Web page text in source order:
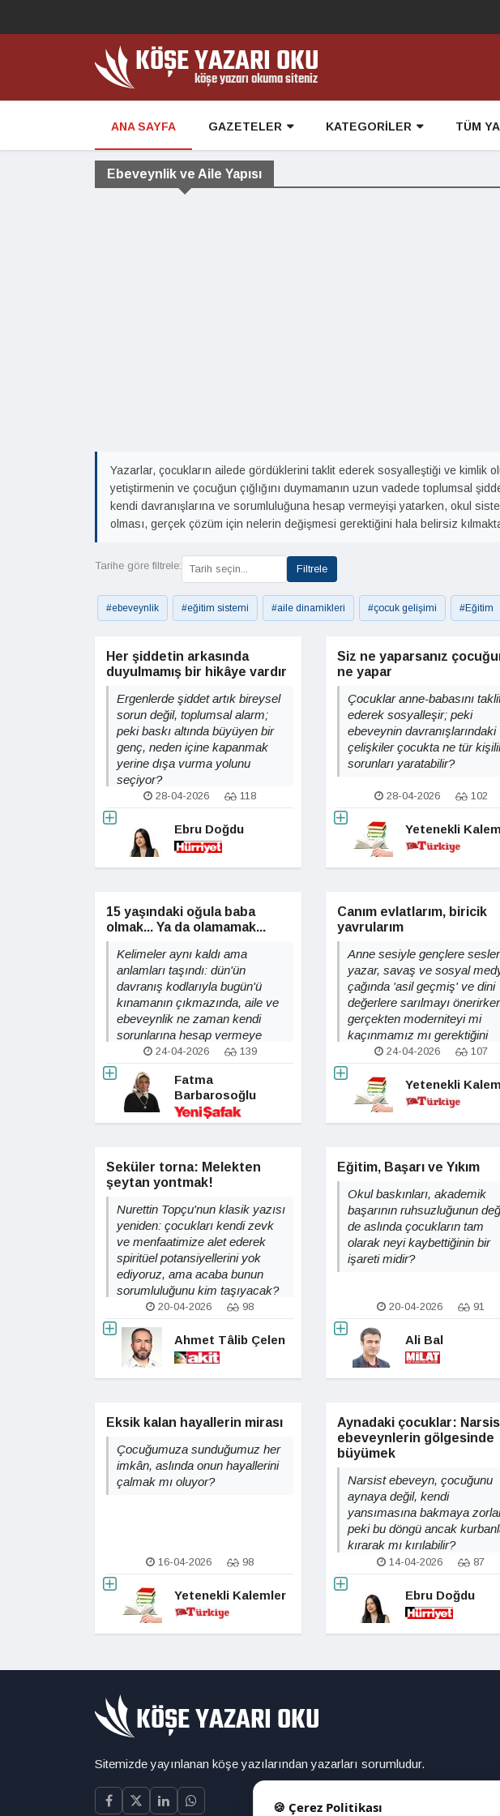
ANA SAYFA GAZETELER KATEGORİLER TÜM
Ebeveynlik ve Aile Yapısı
Yazarlar, çocukların ailede gördüklerini taklit ederek sosyalleştiği ve kimlik
yetiştirmenin ve çocuğun çığlığını duymamanın uzun vadede toplumsal
kendi davranışlarına ve sorumluluğuna hesap vermeyişi yatarken, okul
olması, gerçek çözüm için nelerin değişmesi gerektiğini hala belirsiz
Tarihe göre filtrele: Filtrele
#ebeveynlik #eğitim sistemi #aile dinamikleri #çocuk gelişimi #Eğitim
Her şiddetin arkasında
duyulmamış bir hikâye vardır
Ergenlerde şiddet artık bireysel
sorun değil, toplumsal alarm;
peki baskı altında büyüyen bir
genç, neden içine kapanmak
yerine dışa vurma yolunu
seçiyor?
28-04-2026 118
Ebru Doğdu
Siz ne yaparsanız
ne yapar
Çocuklar anne-babasını
ederek sosyalleşir; peki
ebeveynin davranışlarındaki
çelişkiler çocukta ne tür
sorunları yaratabilir?
28-04-2026 102
Yetenekli
15 yaşındaki oğula baba
olmak... Ya da olamamak...
Kelimeler aynı kaldı ama
anlamları taşındı: dün'ün
davranış kodlarıyla bugün'ü
kınamanın çıkmazında, aile ve
ebeveynlik ne zaman kendi
sorunlarına hesap vermeye
başlayacak?
24-04-2026 139
Fatma
Barbarosoğlu
Canım evlatlarım, biricik
yavrularım
Anne sesiyle gençlere
yazar, savaş ve sosyal
çağında 'asil geçmiş' ve dini
değerlere sarılmayı
gerçekten moderniteyi mi
kaçınmamız mı gerektiğini
sorgulamıyor?
24-04-2026 107
Yetenekli
Seküler torna: Melekten
şeytan yontmak!
Nurettin Topçu'nun klasik yazısı
yeniden: çocukları kendi zevk
ve menfaatimize alet ederek
spiritüel potansiyellerini yok
ediyoruz, ama acaba bunun
sorumluluğunu kim taşıyacak?
20-04-2026 98
Ahmet Tâlib Çelen
Eğitim, Başarı ve Yıkım
Okul baskınları, akademik
başarının ruhsuzluğunun
de aslında çocukların tam
olarak neyi kaybettiğinin bir
işareti midir?
20-04-2026 91
Ali Bal
Eksik kalan hayallerin mirası
Çocuğumuza sunduğumuz her
imkân, aslında onun hayallerini
çalmak mı oluyor?
16-04-2026 98
Yetenekli Kalemler
Aynadaki çocuklar:
ebeveynlerin gölgesinde
büyümek
Narsist ebeveyn, çocuğunu
aynaya değil, kendi
yansımasına bakmaya
peki bu döngü ancak
kırarak mı kırılabilir?
14-04-2026 87
Ebru Doğdu
Sitemizde yayınlanan köşe yazılarından yazarları sorumludur.
🍪 Çerez Politikası